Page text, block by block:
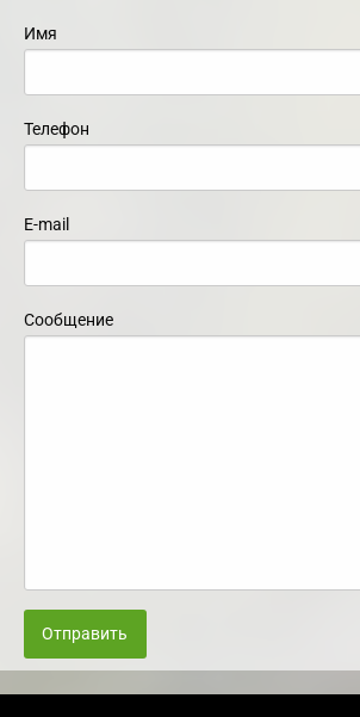
Имя
Телефон
E-mail
Сообщение
Отправить